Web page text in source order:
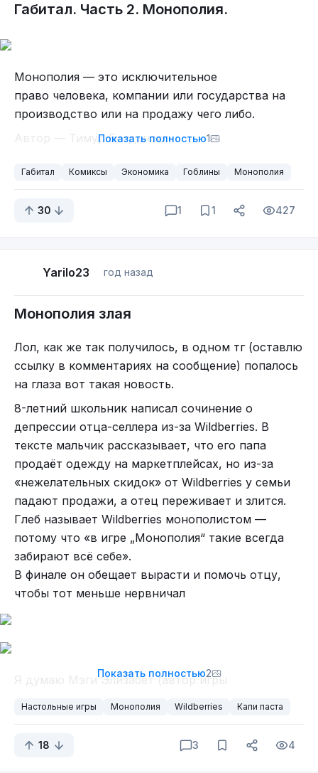
Габитал. Часть 2. Монополия.
Монополия — это исключительное
право человека, компании или государства на
производство или на продажу чего либо.
Автор — Тимур Богданов.
Показать полностью1
Габитал Комиксы Экономика Гоблины Монополия
30 1 1 427
Yarilo23 год назад
Монополия злая
Лол, как же так получилось, в одном тг (оставлю
ссылку в комментариях на сообщение) попалось
на глаза вот такая новость.
8-летний школьник написал сочинение о
депрессии отца-селлера из-за Wildberries. В
тексте мальчик рассказывает, что его папа
продаёт одежду на маркетплейсах, но из-за
«нежелательных скидок» от Wildberries у семьи
падают продажи, а отец переживает и злится.
Глеб называет Wildberries монополистом —
потому что «в игре „Монополия“ такие всегда
забирают всё себе».
В финале он обещает вырасти и помочь отцу,
чтобы тот меньше нервничал
Я думаю Мэги Элизабет (автор игры
Показать полностью2
Настольные игры Монополия Wildberries Капи паста
18 3 4